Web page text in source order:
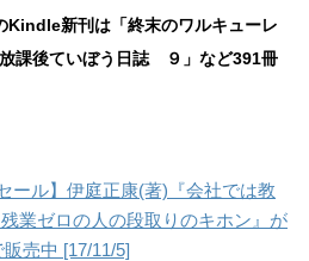
Kindle新刊は「終末のワルキューレ
課後ていぼう日誌 ９」など391冊
ール】伊庭正康(著)『会社では教
業ゼロの人の段取りのキホン』が
売中 [17/11/5]